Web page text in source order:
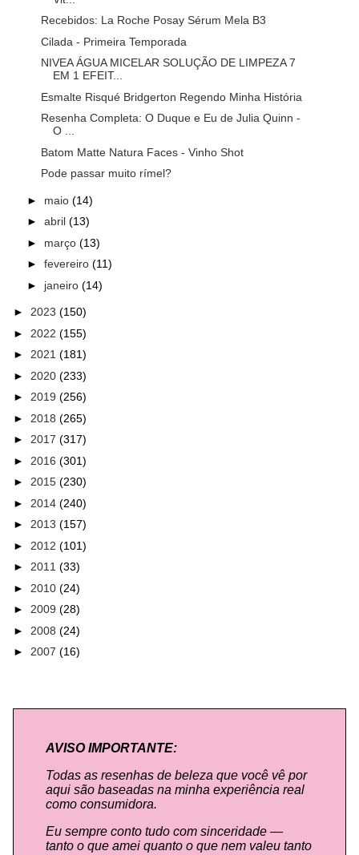
Recebidos: La Roche Posay Sérum Mela B3
Cilada - Primeira Temporada
NIVEA ÁGUA MICELAR SOLUÇÃO DE LIMPEZA 7
EM 1 EFEIT...
Esmalte Risqué Bridgerton Regendo Minha História
Resenha Completa: O Duque e Eu de Julia Quinn -
O ...
Batom Matte Natura Faces - Vinho Shot
Pode passar muito rímel?
► maio (14)
► abril (13)
► março (13)
► fevereiro (11)
► janeiro (14)
► 2023 (150)
► 2022 (155)
► 2021 (181)
► 2020 (233)
► 2019 (256)
► 2018 (265)
► 2017 (317)
► 2016 (301)
► 2015 (230)
► 2014 (240)
► 2013 (157)
► 2012 (101)
► 2011 (33)
► 2010 (24)
► 2009 (28)
► 2008 (24)
► 2007 (16)
AVISO IMPORTANTE:
Todas as resenhas de beleza que você vê por
aqui são baseadas na minha experiência real
como consumidora.
Eu sempre conto tudo com sinceridade —
tanto o que amei quanto o que nem valeu tanto